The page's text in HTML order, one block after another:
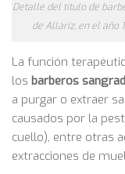
Detalle del título de
de Allariz, en el año
La función
los barberos
a purgar o extraer
causados por la
cuello), entre otras
extracciones de